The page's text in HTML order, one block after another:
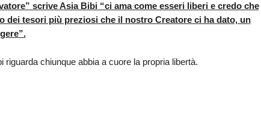
scrive Asia Bibi “ci ama come esseri liberi e credo che
dei tesori più preziosi che il nostro Creatore ci ha dato, un
riguarda chiunque abbia a cuore la propria libertà.